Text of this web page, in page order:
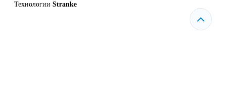
Технологии Stranke